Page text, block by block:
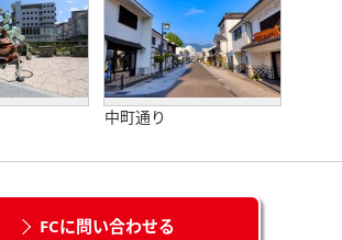
中町通り
FCに問い合わせる